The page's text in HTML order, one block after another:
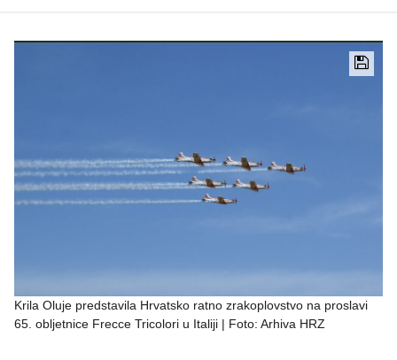
Krila Oluje predstavila Hrvatsko ratno zrakoplovstvo na proslavi
65. obljetnice Frecce Tricolori u Italiji | Foto: Arhiva HRZ